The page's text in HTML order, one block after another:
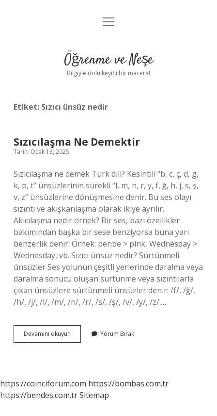
Anasayfa
Yasal Uyarı
menüyü
Öğrenme ve Neşe
Bilgiyle dolu keyifli bir macera!
Etiket: Sızıcı ünsüz nedir
Sızıcılaşma Ne Demektir
Tarih: Ocak 13, 2025
Sızıcılaşma ne demek Türk dili? Kesintili “b, c, ç, d, g,
k, p, t” ünsüzlerinin sürekli “l, m, n, r, y, f, ğ, h, j, s, ş,
v, z” ünsüzlerine dönüşmesine denir. Bu ses olayı
sızıntı ve akışkanlaşma olarak ikiye ayrılır.
Akıcılaşma nedir örnek? Bir ses, bazı özellikler
bakımından başka bir sese benziyorsa buna yarı
benzerlik denir. Örnek: penbe > pink, Wednesday >
Wednesday, vb. Sızıcı ünsüz nedir? Sürtünmeli
ünsüzler Ses yolunun çeşitli yerlerinde daralma veya
daralma sonucu oluşan sürtünme veya sızıntılarla
çıkan ünsüzlere sürtünmeli ünsüzler denir: /f/, /ğ/,
/h/, /j/, /l/, /m/, /n/, /r/, /s/, /ş/, /v/, /y/, /z/.…
Devamını okuyun Sızıcılaşma
Ne
Yorum Bırak
https://coinciforum.com https://bombas.com.tr
https://bendes.com.trSitemap